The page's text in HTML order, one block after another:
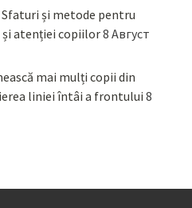
și metode pentru
atenției copiilor8 Август
mai mulți copii din
liniei întâi a frontului 8